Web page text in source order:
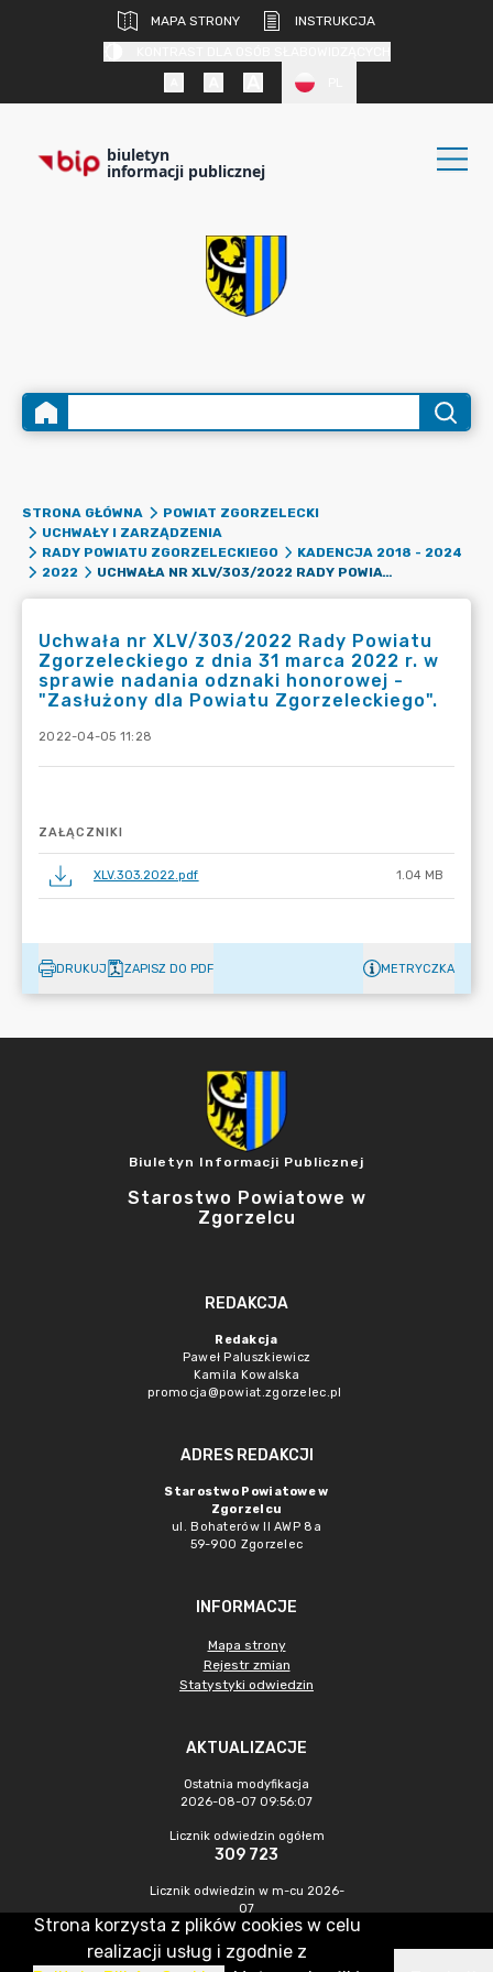
MAPA STRONY
INSTRUKCJA
biuletyn
informacji publicznej
STRONA GŁÓWNA
POWIAT ZGORZELECKI
UCHWAŁY I ZARZĄDZENIA
RADY POWIATU ZGORZELECKIEGO
KADENCJA 2018 - 2024
2022
UCHWAŁA NR XLV/303/2022 RADY POWIATU ZGORZELECKIEGO Z DNIA 31 MARCA 2022 R. W SPRAWIE NADANIA ODZNAKI HONOROWEJ - "ZASŁUŻONY DLA POWIATU ZGORZELECKIEGO".
Uchwała nr XLV/303/2022 Rady Powiatu
Zgorzeleckiego z dnia 31 marca 2022 r. w
sprawie nadania odznaki honorowej -
"Zasłużony dla Powiatu Zgorzeleckiego".
2022-04-05 11:28
ZAŁĄCZNIKI
XLV.303.2022.pdf 1.04 MB
DRUKUJ ZAPISZ DO PDF METRYCZKA
Biuletyn Informacji Publicznej
Starostwo Powiatowe w
Zgorzelcu
REDAKCJA
Redakcja
Paweł Paluszkiewicz
Kamila Kowalska
promocja@powiat.zgorzelec.pl
ADRES REDAKCJI
Starostwo Powiatowe w
Zgorzelcu
ul. Bohaterów II AWP 8a
59-900 Zgorzelec
INFORMACJE
Mapa strony
Rejestr zmian
Statystyki odwiedzin
AKTUALIZACJE
Ostatnia modyfikacja
2026-08-07 09:56:07
Licznik odwiedzin ogółem
309 723
Licznik odwiedzin w m-cu 2026-
07
421
Strona korzysta z plików cookies w celu
realizacji usług i zgodnie z